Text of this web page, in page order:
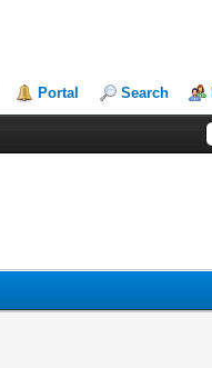
Portal Search